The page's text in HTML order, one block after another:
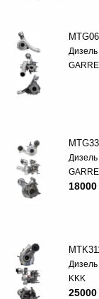
Дизель
Дизель
Дизель
KKK